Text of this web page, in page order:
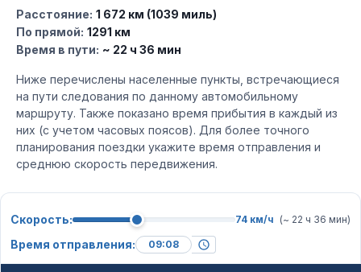
Расстояние: 1 672 км (1039 миль)
По прямой: 1291 км
Время в пути: ~ 22 ч 36 мин
Ниже перечислены населенные пункты, встречающиеся
на пути следования по данному автомобильному
маршруту. Также показано время прибытия в каждый из
них (с учетом часовых поясов). Для более точного
планирования поездки укажите время отправления и
среднюю скорость передвижения.
Скорость: 74 км/ч (~ 22 ч 36 мин)
Время отправления: